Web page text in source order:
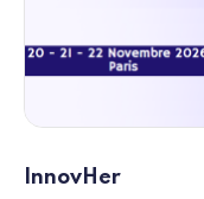
InnovHer